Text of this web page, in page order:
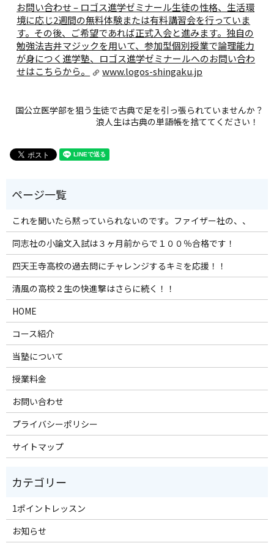
お問い合わせ – ロゴス進学ゼミナール生徒の性格、生活環
境に応じ2週間の無料体験または有料講習会を行っていま
す。その後、ご希望であれば正式入会と進みます。独自の
勉強法吉井マジックを用いて、参加型個別授業で論理能力
が身につく進学塾、ロゴス進学ゼミナールへのお問い合わ
せはこちらから。
www.logos-shingaku.jp
国公立医学部を狙う生徒で古典で足を引っ張られていませんか？
浪人生は古典の単語帳を捨ててください！
これを聞いたら黙っていられないのです。ファイザー社の、、
同志社の小論文入試は３ヶ月前からで１００％合格です！
四天王寺高校の過去問にチャレンジするキミを応援！！
清風の高校２生の快進撃はさらに続く！！
HOME
コース紹介
当塾について
授業料金
お問い合わせ
プライバシーポリシー
サイトマップ
1ポイントレッスン
お知らせ